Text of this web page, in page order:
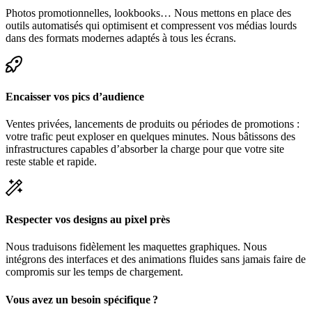
Photos promotionnelles, lookbooks… Nous mettons en place des
outils automatisés qui optimisent et compressent vos médias lourds
dans des formats modernes adaptés à tous les écrans.
Encaisser vos pics d’audience
Ventes privées, lancements de produits ou périodes de promotions :
votre trafic peut exploser en quelques minutes. Nous bâtissons des
infrastructures capables d’absorber la charge pour que votre site
reste stable et rapide.
Respecter vos designs au pixel près
Nous traduisons fidèlement les maquettes graphiques. Nous
intégrons des interfaces et des animations fluides sans jamais faire de
compromis sur les temps de chargement.
Vous avez un besoin spécifique ?